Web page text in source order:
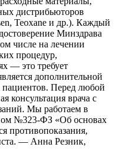
дистрибьюторов
Teoxane и др.). Каждый
Минздрава
числе на лечении
процедур,
— это требует
дополнительной
пациентов. Перед любой
консультация врача с
Мы работаем в
№323-ФЗ «Об основах
противопоказания,
— Анна Резник,